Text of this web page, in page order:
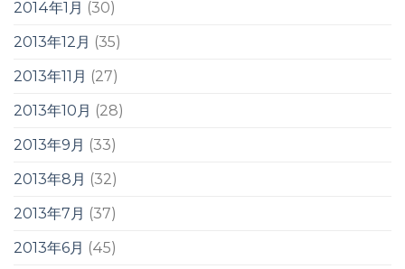
2014年1月 (30)
2013年12月 (35)
2013年11月 (27)
2013年10月 (28)
2013年9月 (33)
2013年8月 (32)
2013年7月 (37)
2013年6月 (45)